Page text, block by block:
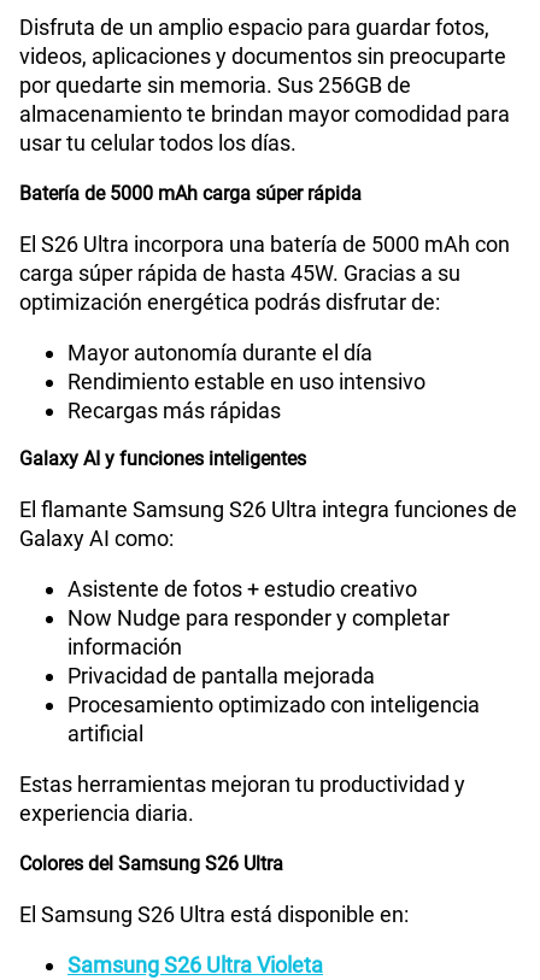
Disfruta de un amplio espacio para guardar fotos,
videos, aplicaciones y documentos sin preocuparte
por quedarte sin memoria. Sus 256GB de
almacenamiento te brindan mayor comodidad para
usar tu celular todos los días.
Batería de 5000 mAh carga súper rápida
El S26 Ultra incorpora una batería de 5000 mAh con
carga súper rápida de hasta 45W. Gracias a su
optimización energética podrás disfrutar de:
Mayor autonomía durante el día
Rendimiento estable en uso intensivo
Recargas más rápidas
Galaxy AI y funciones inteligentes
El flamante Samsung S26 Ultra integra funciones de
Galaxy AI como:
Asistente de fotos + estudio creativo
Now Nudge para responder y completar
información
Privacidad de pantalla mejorada
Procesamiento optimizado con inteligencia
artificial
Estas herramientas mejoran tu productividad y
experiencia diaria.
Colores del Samsung S26 Ultra
El Samsung S26 Ultra está disponible en:
Samsung S26 Ultra Violeta